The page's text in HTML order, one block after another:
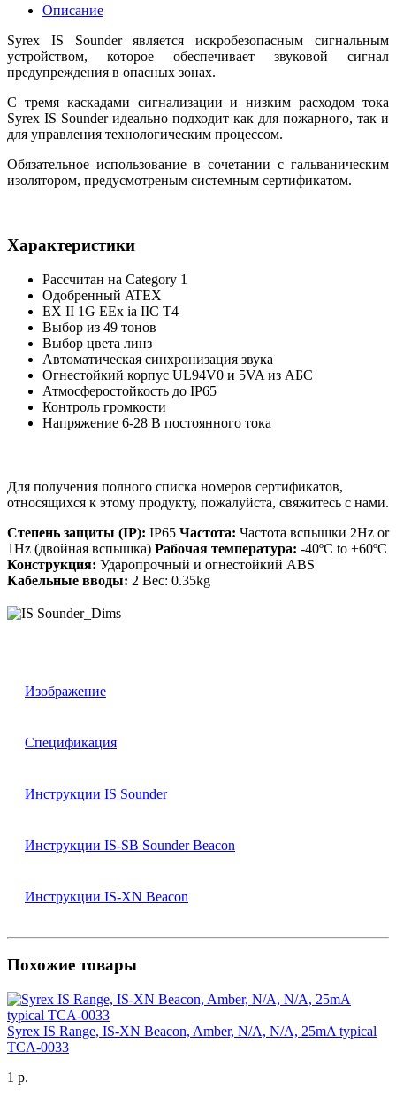
Описание
Syrex IS Sounder является искробезопасным сигнальным
устройством, которое обеспечивает звуковой сигнал
предупреждения в опасных зонах.
С тремя каскадами сигнализации и низким расходом тока
Syrex IS Sounder идеально подходит как для пожарного, так и
для управления технологическим процессом.
Обязательное использование в сочетании с гальваническим
изолятором, предусмотреным системным сертификатом.
Характеристики
Рассчитан на Category 1
Одобренный ATEX
EX II 1G EEx ia IIC T4
Выбор из 49 тонов
Выбор цвета линз
Автоматическая синхронизация звука
Огнестойкий корпус UL94V0 и 5VA из АБС
Атмосферостойкость до IP65
Контроль громкости
Напряжение 6-28 В постоянного тока
Для получения полного списка номеров сертификатов,
относящихся к этому продукту, пожалуйста, свяжитесь с нами.
Степень защиты (IP): IP65 Частота: Частота вспышки 2Hz or
1Hz (двойная вспышка) Рабочая температура: -40ºC to +60ºC
Конструкция: Ударопрочный и огнестойкий ABS
Кабельные вводы: 2 Вес: 0.35kg
Изображение
Спецификация
Инструкции IS Sounder
Инструкции IS-SB Sounder Beacon
Инструкции IS-XN Beacon
Похожие товары
Syrex IS Range, IS-XN Beacon, Amber, N/A, N/A, 25mA typical
TCA-0033
1 р.